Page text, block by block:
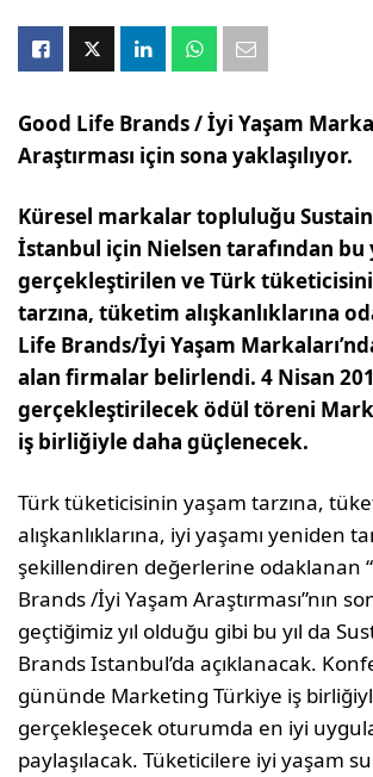
Good Life Brands / İyi Yaşam
Araştırması için sona yaklaşılıyor.
Küresel markalar topluluğu
İstanbul için Nielsen tarafından bu
gerçekleştirilen ve Türk
tarzına, tüketim alışkanlıklarına
Life Brands/İyi Yaşam
alan firmalar belirlendi. 4 Nisan
gerçekleştirilecek ödül töreni
iş birliğiyle daha güçlenecek.
Türk tüketicisinin yaşam tarzına,
alışkanlıklarına, iyi yaşamı yeniden
şekillendiren değerlerine odaklanan
Brands /İyi Yaşam Araştırması”nın
geçtiğimiz yıl olduğu gibi bu yıl da
Brands Istanbul’da açıklanacak.
gününde Marketing Türkiye iş
gerçekleşecek oturumda en iyi
paylaşılacak. Tüketicilere iyi yaşam